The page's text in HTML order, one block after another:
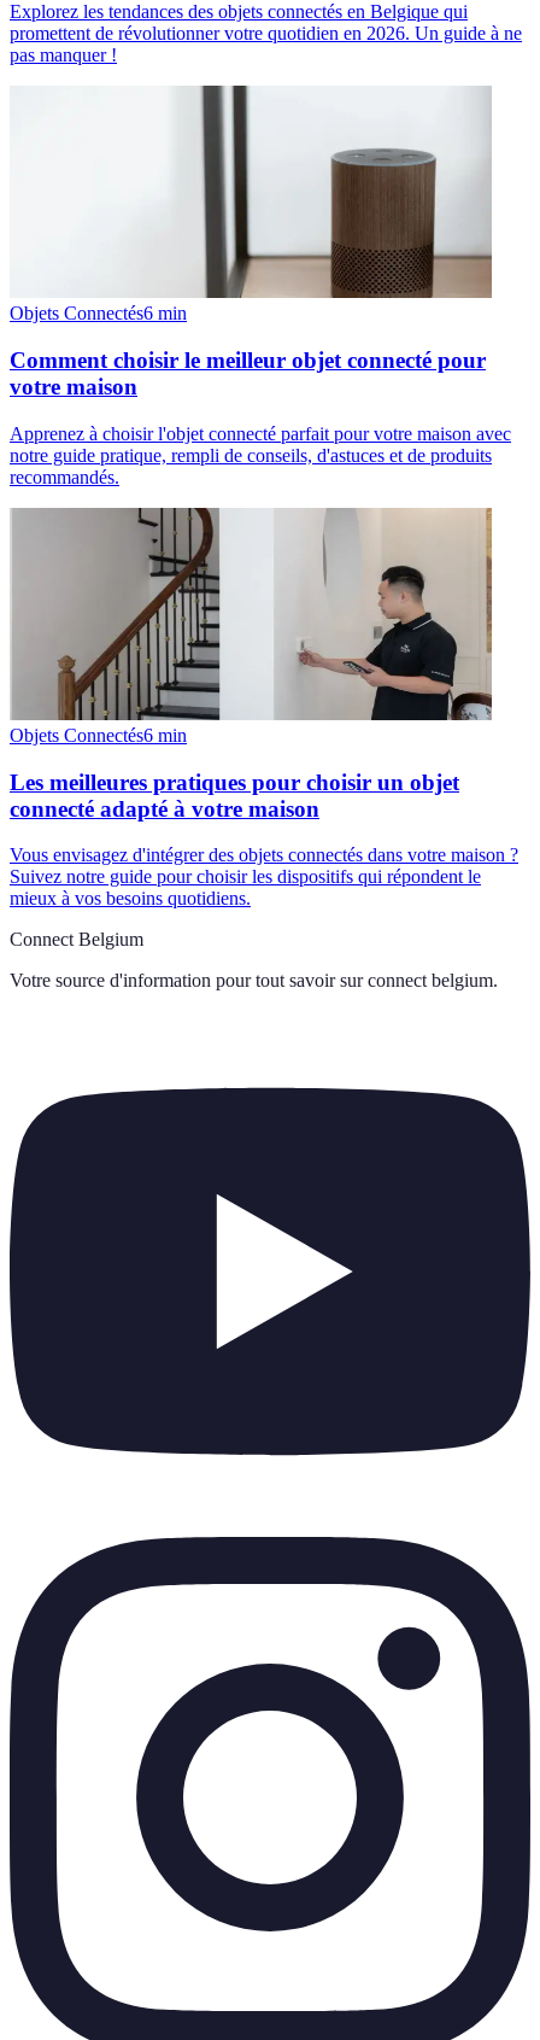
Explorez les tendances des objets connectés en Belgique qui
promettent de révolutionner votre quotidien en 2026. Un guide à ne
pas manquer !
Objets Connectés6 min
Comment choisir le meilleur objet connecté pour
votre maison
Apprenez à choisir l'objet connecté parfait pour votre maison avec
notre guide pratique, rempli de conseils, d'astuces et de produits
recommandés.
Objets Connectés6 min
Les meilleures pratiques pour choisir un objet
connecté adapté à votre maison
Vous envisagez d'intégrer des objets connectés dans votre maison ?
Suivez notre guide pour choisir les dispositifs qui répondent le
mieux à vos besoins quotidiens.
Connect Belgium
Votre source d'information pour tout savoir sur connect belgium.